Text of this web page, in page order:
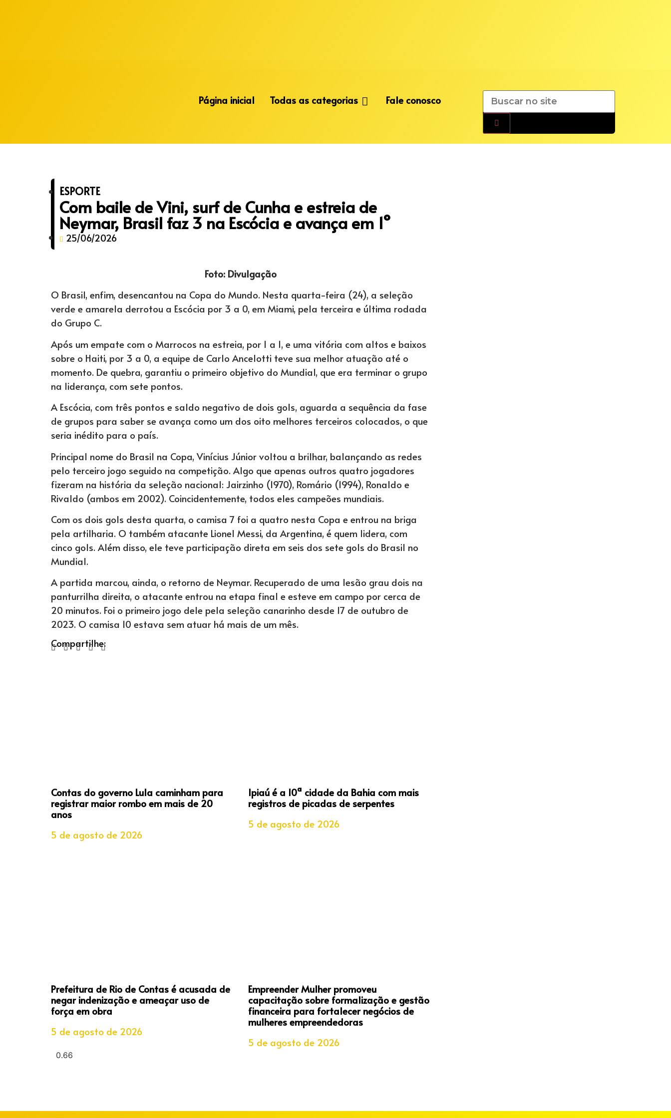
Página inicial Todas as categorias Fale conosco
ESPORTE
Com baile de Vini, surf de Cunha e estreia de
Neymar, Brasil faz 3 na Escócia e avança em 1°
25/06/2026
Foto: Divulgação
O Brasil, enfim, desencantou na Copa do Mundo. Nesta quarta-feira (24), a seleção
verde e amarela derrotou a Escócia por 3 a 0, em Miami, pela terceira e última rodada
do Grupo C.
Após um empate com o Marrocos na estreia, por 1 a 1, e uma vitória com altos e baixos
sobre o Haiti, por 3 a 0, a equipe de Carlo Ancelotti teve sua melhor atuação até o
momento. De quebra, garantiu o primeiro objetivo do Mundial, que era terminar o grupo
na liderança, com sete pontos.
A Escócia, com três pontos e saldo negativo de dois gols, aguarda a sequência da fase
de grupos para saber se avança como um dos oito melhores terceiros colocados, o que
seria inédito para o país.
Principal nome do Brasil na Copa, Vinícius Júnior voltou a brilhar, balançando as redes
pelo terceiro jogo seguido na competição. Algo que apenas outros quatro jogadores
fizeram na história da seleção nacional: Jairzinho (1970), Romário (1994), Ronaldo e
Rivaldo (ambos em 2002). Coincidentemente, todos eles campeões mundiais.
Com os dois gols desta quarta, o camisa 7 foi a quatro nesta Copa e entrou na briga
pela artilharia. O também atacante Lionel Messi, da Argentina, é quem lidera, com
cinco gols. Além disso, ele teve participação direta em seis dos sete gols do Brasil no
Mundial.
A partida marcou, ainda, o retorno de Neymar. Recuperado de uma lesão grau dois na
panturrilha direita, o atacante entrou na etapa final e esteve em campo por cerca de
20 minutos. Foi o primeiro jogo dele pela seleção canarinho desde 17 de outubro de
2023. O camisa 10 estava sem atuar há mais de um mês.
Compartilhe:
Contas do governo Lula caminham para
registrar maior rombo em mais de 20
anos
5 de agosto de 2026
Ipiaú é a 10ª cidade da Bahia com mais
registros de picadas de serpentes
5 de agosto de 2026
Prefeitura de Rio de Contas é acusada de
negar indenização e ameaçar uso de
força em obra
5 de agosto de 2026
Empreender Mulher promoveu
capacitação sobre formalização e gestão
financeira para fortalecer negócios de
mulheres empreendedoras
5 de agosto de 2026